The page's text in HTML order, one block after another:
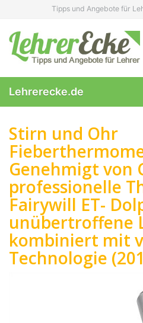
content
Tipps und Angebote für
Lehrerecke.de
Stirn und Ohr
Genehmigt von
professionelle
Fairywill ET-
unübertroffene
kombiniert mit
Technologie